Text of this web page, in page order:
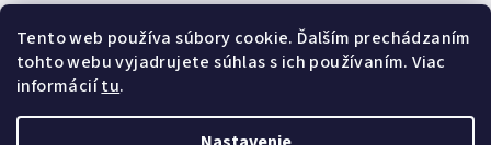
Tento web používa súbory cookie. Ďalším prechádzaním
tohto webu vyjadrujete súhlas s ich používaním. Viac
informáciítu.
Facebook